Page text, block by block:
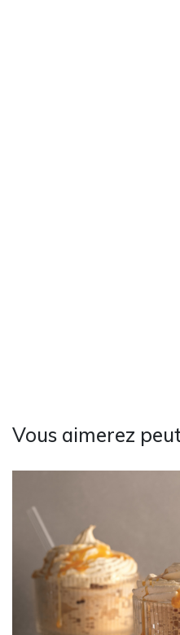
Vous aimerez